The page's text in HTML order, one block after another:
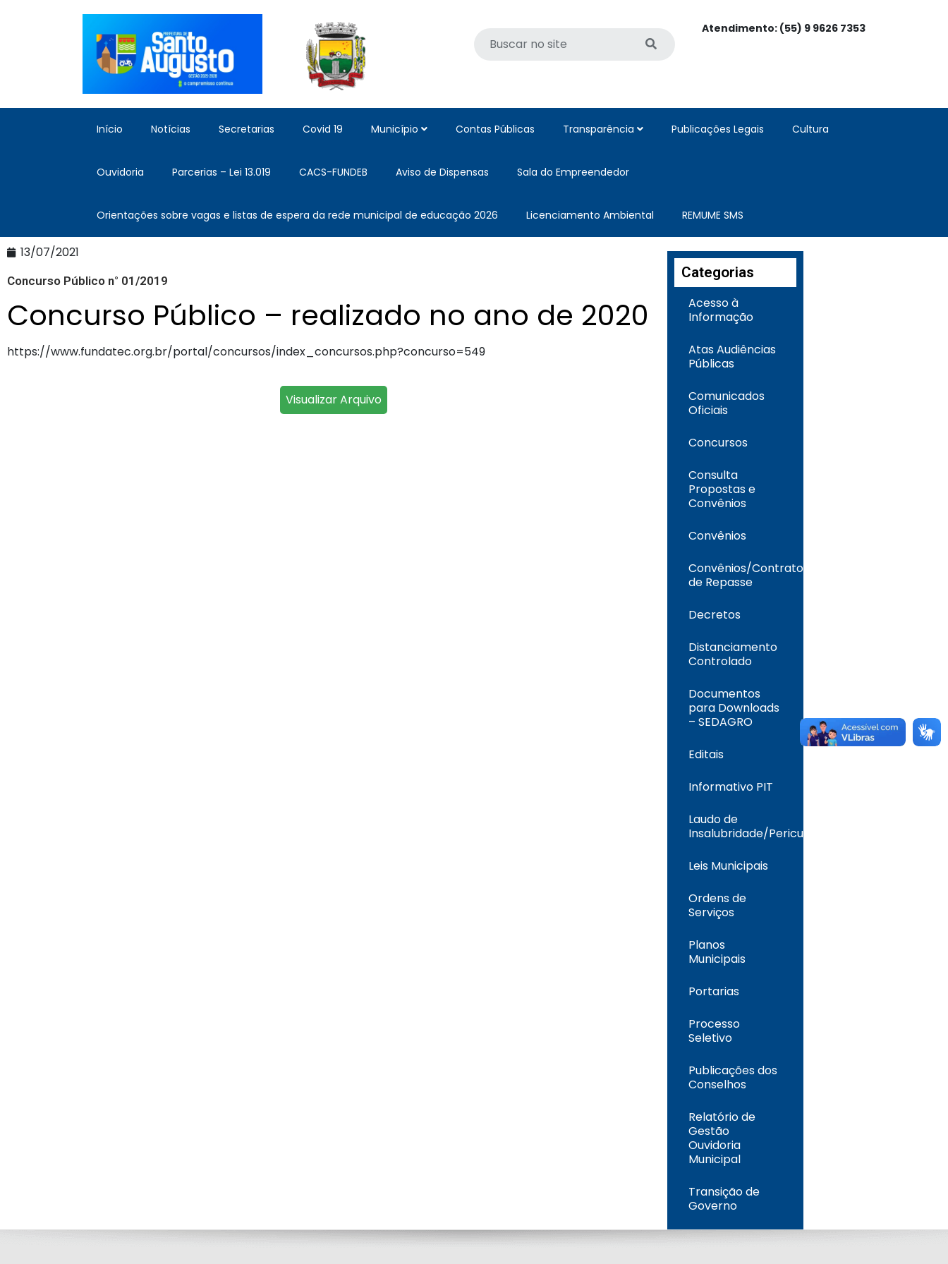
Atendimento: (55) 9 9626 7353
Início Notícias Secretarias Covid 19 Município Contas Públicas Transparência Publicações Legais Cultura
Ouvidoria Parcerias – Lei 13.019 CACS-FUNDEB Aviso de Dispensas Sala do Empreendedor
Orientações sobre vagas e listas de espera da rede municipal de educação 2026 Licenciamento Ambiental REMUME SMS
13/07/2021
Concurso Público n° 01/2019
Concurso Público – realizado no ano de 2020
https://www.fundatec.org.br/portal/concursos/index_concursos.php?concurso=549
Visualizar Arquivo
Categorias
Acesso à
Informação
Atas Audiências
Públicas
Comunicados
Oficiais
Concursos
Consulta
Propostas e
Convênios
Convênios
Convênios/Contrato
de Repasse
Decretos
Distanciamento
Controlado
Documentos
para Downloads
– SEDAGRO
Editais
Informativo PIT
Laudo de
Insalubridade/Periculosidade
Leis Municipais
Ordens de
Serviços
Planos
Municipais
Portarias
Processo
Seletivo
Publicações dos
Conselhos
Relatório de
Gestão
Ouvidoria
Municipal
Transição de
Governo